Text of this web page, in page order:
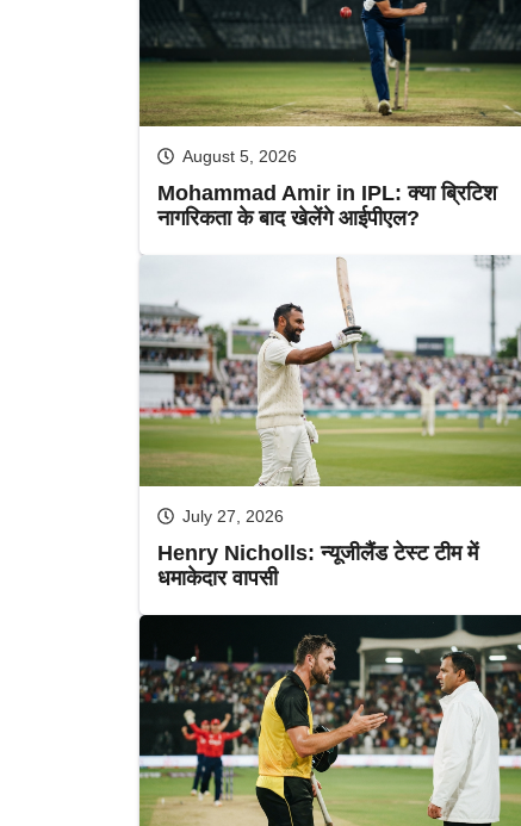
August 5, 2026
Mohammad Amir in IPL: क्या ब्रिटिश
नागरिकता के बाद खेलेंगे आईपीएल?
July 27, 2026
Henry Nicholls: न्यूजीलैंड टेस्ट टीम में
धमाकेदार वापसी